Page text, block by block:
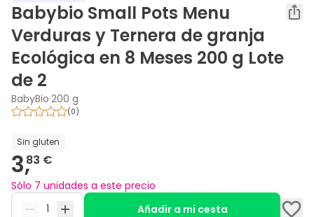
Babybio Small Pots Menu
Verduras y Ternera de granja
Ecológica en 8 Meses 200 g Lote
de 2
BabyBio·200 g
(0)
Sin gluten
3,83 €
Sólo 7 unidades a este precio
Añadir a mi cesta